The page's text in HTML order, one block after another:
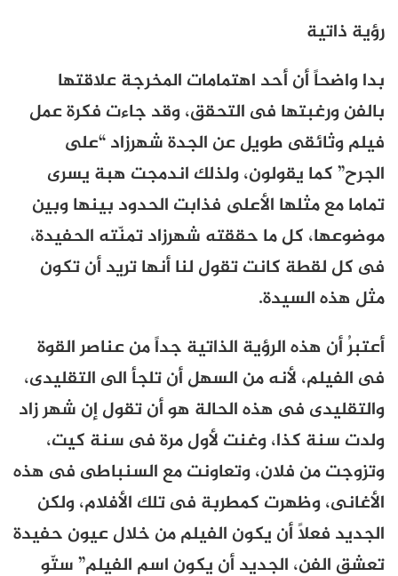
رؤية ذاتية
بدا واضحاً أن أحد اهتمامات المخرجة علاقتها
بالفن ورغبتها فى التحقق، وقد جاءت فكرة عمل
فيلم وثائقى طويل عن الجدة شهرزاد “على
الجرح” كما يقولون، ولذلك اندمجت هبة يسرى
تماما مع مثلها الأعلى فذابت الحدود بينها وبين
موضوعها، كل ما حققته شهرزاد تمنّته الحفيدة،
فى كل لقطة كانت تقول لنا أنها تريد أن تكون
مثل هذه السيدة.
أعتبرُ أن هذه الرؤية الذاتية جداً من عناصر القوة
فى الفيلم، لأنه من السهل أن تلجأ الى التقليدى،
والتقليدى فى هذه الحالة هو أن تقول إن شهر زاد
ولدت سنة كذا، وغنت لأول مرة فى سنة كيت،
وتزوجت من فلان، وتعاونت مع السنباطى فى هذه
الأغانى، وظهرت كمطربة فى تلك الأفلام، ولكن
الجديد فعلاً أن يكون الفيلم من خلال عيون حفيدة
تعشق الفن، الجديد أن يكون اسم الفيلم” ستّو